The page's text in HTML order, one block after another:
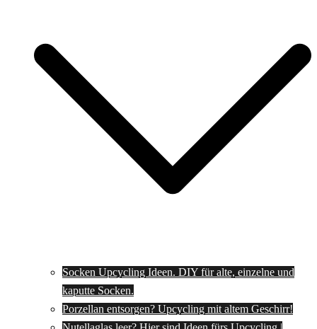
Socken Upcycling Ideen. DIY für alte, einzelne und
kaputte Socken.
Porzellan entsorgen? Upcycling mit altem Geschirr!